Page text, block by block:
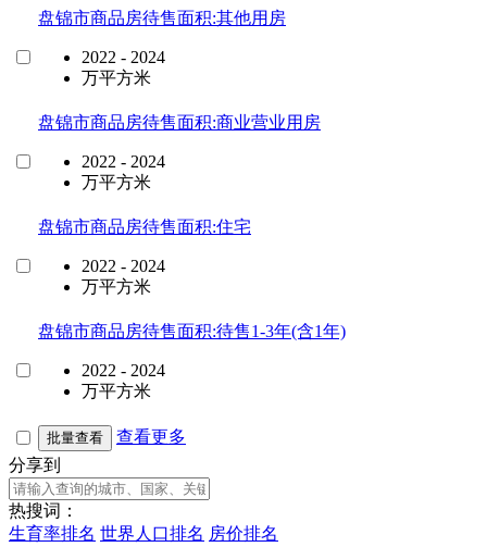
盘锦市商品房待售面积:其他用房
2022 - 2024
万平方米
盘锦市商品房待售面积:商业营业用房
2022 - 2024
万平方米
盘锦市商品房待售面积:住宅
2022 - 2024
万平方米
盘锦市商品房待售面积:待售1-3年(含1年)
2022 - 2024
万平方米
批量查看
查看更多
分享到
热搜词：
生育率排名 世界人口排名 房价排名